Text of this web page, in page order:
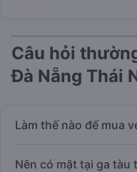
Câu hỏi
Đà Nẵng Thái
Làm thế nào để mua
Nên có mặt tại ga